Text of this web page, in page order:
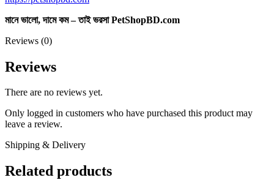
মানে ভালো, দামে কম – তাই ভরসা PetShopBD.com
Reviews (0)
Reviews
There are no reviews yet.
Only logged in customers who have purchased this product may
leave a review.
Shipping & Delivery
Related products